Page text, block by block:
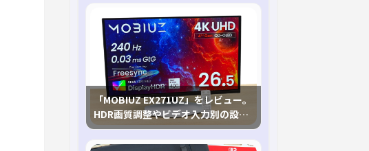
「MOBIUZ EX271UZ」をレビュー。
HDR画質調整やビデオ入力別の設定
が可能な4K有機ELゲーミングモニタ
を徹底検証